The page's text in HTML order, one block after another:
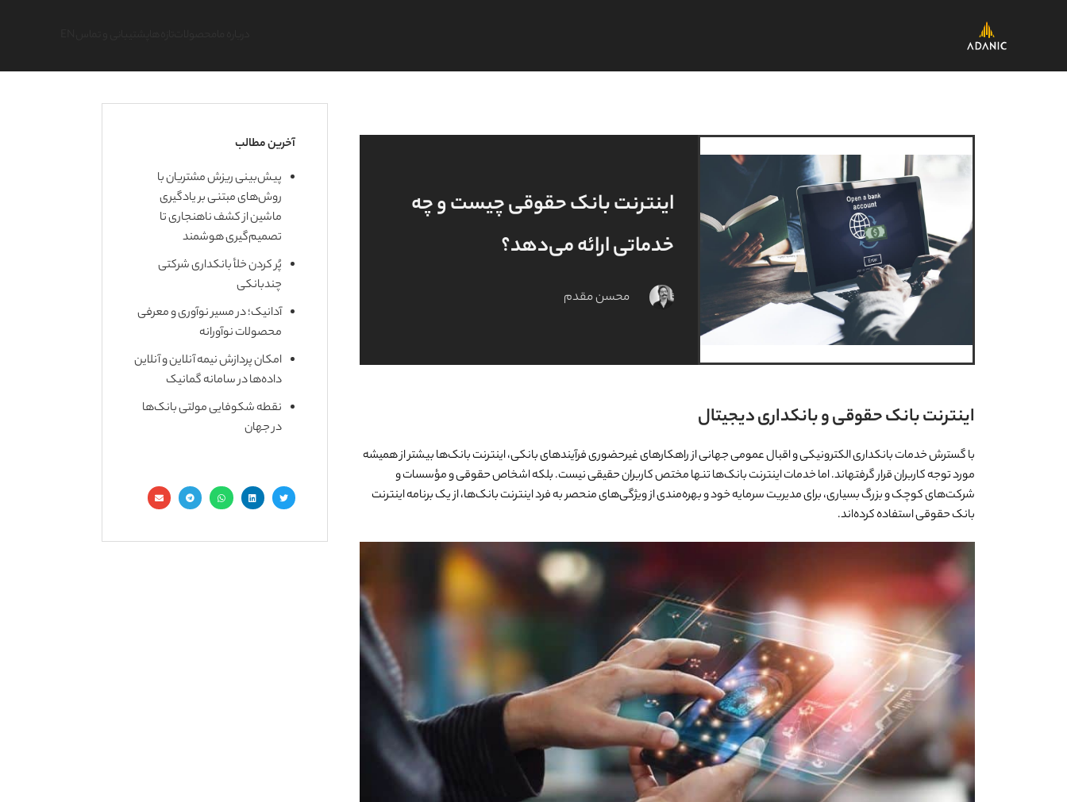
اینترنت بانک حقوقی چیست و چه
خدماتی ارائه می‌دهد؟
محسن مقدم
اینترنت بانک حقوقی و بانکداری دیجیتال
با گسترش خدمات بانکداری الکترونیکی و اقبال عمومی جهانی از راهکارهای غیرحضوری فرآیندهای بانکی، اینترنت بانک‌ها بیشتر از همیشه
مورد توجه کاربران قرار گرفته­اند. اما خدمات اینترنت بانک‌ها تنها مختص کاربران حقیقی نیست. بلکه اشخاص حقوقی و مؤسسات و
شرکت‌های کوچک و بزرگ بسیاری، برای مدیریت سرمایه خود و بهره‌مندی از ویژگی‌های منحصر به فرد اینترنت بانک‌ها، از یک برنامه اینترنت
بانک حقوقی استفاده کرده‌اند.
آخرین مطالب
پیش‌بینی ریزش مشتریان با
روش‌های مبتنی بر یادگیری
ماشین از کشف ناهنجاری تا
تصمیم‌گیری هوشمند
پُر کردن خلأ بانکداری شرکتی
چندبانکی
آدانیک؛ در مسیر نوآوری و معرفی
محصولات نوآورانه
امکان پردازش نیمه آنلاین و آنلاین
داده‌ها در سامانه گمانیک
نقطه شکوفایی مولتی بانک‌ها
در جهان